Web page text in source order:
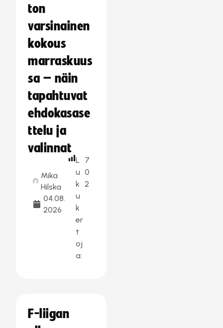
ton
varsinainen
kokous
marraskuus
sa – näin
tapahtuvat
ehdokasase
ttelu ja
valinnat
Mika
Hilska
04.08.
2026
L
u
k
u
k
er
t
oj
a:
7
0
2
F-liigan